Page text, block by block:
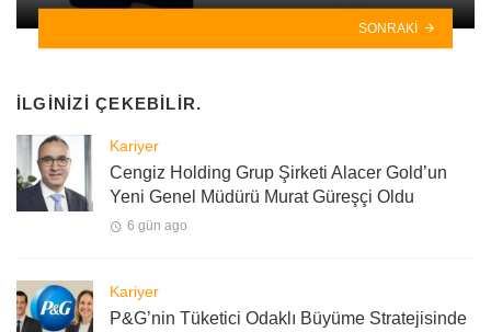
SONRAKI
İLGINIZI ÇEKEBILIR.
Kariyer
Cengiz Holding Grup Şirketi Alacer Gold’un
Yeni Genel Müdürü Murat Güreşçi Oldu
6 gün ago
Kariyer
P&G’nin Tüketici Odaklı Büyüme Stratejisinde